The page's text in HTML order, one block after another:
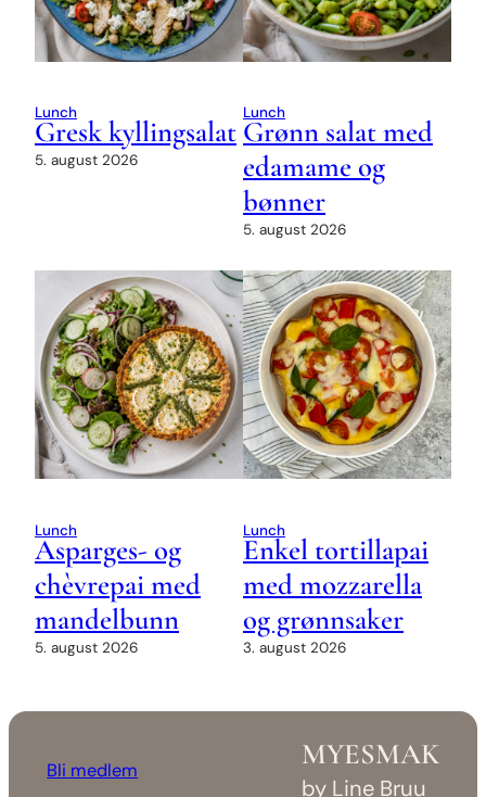
Lunch
Gresk kyllingsalat
5. august 2026
Lunch
Grønn salat med
edamame og
bønner
5. august 2026
Lunch
Asparges- og
chèvrepai med
mandelbunn
5. august 2026
Lunch
Enkel tortillapai
med mozzarella
og grønnsaker
3. august 2026
Bli medlem MYESMAK
by Line Bruu